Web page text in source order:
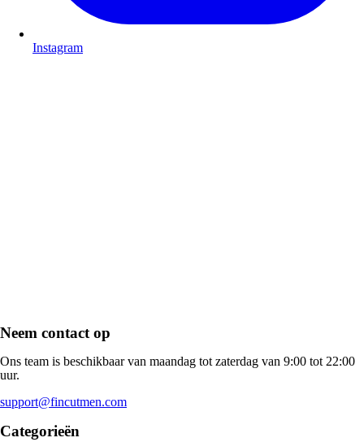
Instagram
Neem contact op
Ons team is beschikbaar van maandag tot zaterdag van 9:00 tot 22:00
uur.
support@fincutmen.com
Categorieën